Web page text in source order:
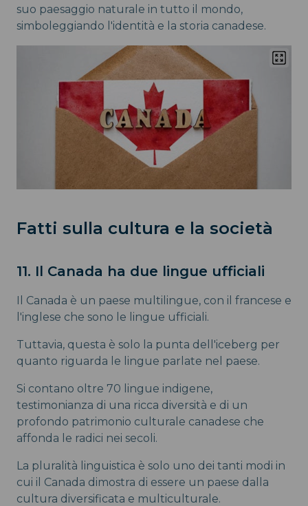
suo paesaggio naturale in tutto il mondo,
simboleggiando l'identità e la storia canadese.
Fatti sulla cultura e la società
11. Il Canada ha due lingue ufficiali
Il Canada è un paese multilingue, con il francese e
l'inglese che sono le lingue ufficiali.
Tuttavia, questa è solo la punta dell'iceberg per
quanto riguarda le lingue parlate nel paese.
Si contano oltre 70 lingue indigene,
testimonianza di una ricca diversità e di un
profondo patrimonio culturale canadese che
affonda le radici nei secoli.
La pluralità linguistica è solo uno dei tanti modi in
cui il Canada dimostra di essere un paese dalla
cultura diversificata e multiculturale.